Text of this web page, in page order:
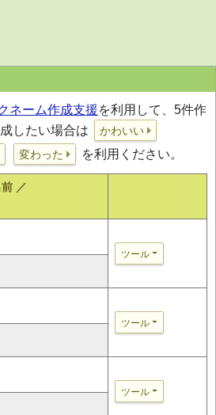
ネーム作成支援を利用して、5件作
したい場合は
かわいい
変わった を利用ください。
／
ツール
ツール
ツール